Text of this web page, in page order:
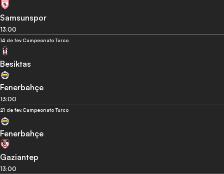
Samsunspor
13:00
14 de fev.Campeonato Turco
Besiktas
Fenerbahçe
13:00
21 de fev.Campeonato Turco
Fenerbahçe
Gaziantep
13:00